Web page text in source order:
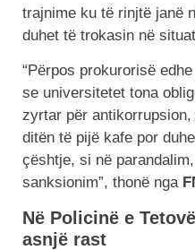
trajnime ku të rinjtë janë
duhet të trokasin në
“Përpos prokurorisë
se universitetet tona
zyrtar për
ditën të pijë kafe por
çështje, si në
sanksionim”, thonë nga
Në Policinë e
asnjë rast